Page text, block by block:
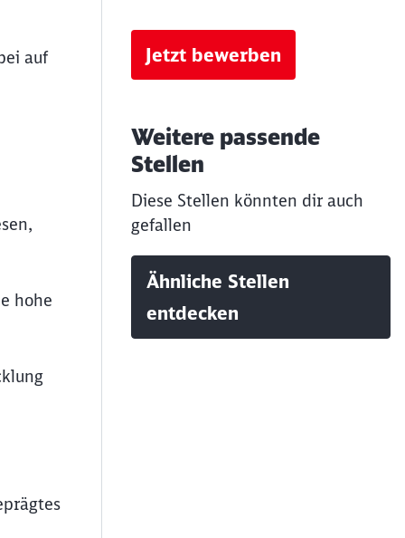
auf
hohe
Jetzt bewerben
Weitere passende
Stellen
Diese Stellen könnten dir auch
gefallen
Ähnliche Stellen
entdecken